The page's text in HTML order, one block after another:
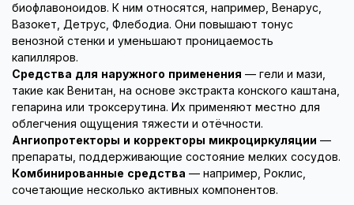
биофлавоноидов. К ним относятся, например, Венарус,
Вазокет, Детрус, Флебодиа. Они повышают тонус
венозной стенки и уменьшают проницаемость
капилляров.
Средства для наружного применения — гели и мази,
такие как Венитан, на основе экстракта конского каштана,
гепарина или троксерутина. Их применяют местно для
облегчения ощущения тяжести и отёчности.
Ангиопротекторы и корректоры микроциркуляции —
препараты, поддерживающие состояние мелких сосудов.
Комбинированные средства — например, Роклис,
сочетающие несколько активных компонентов.